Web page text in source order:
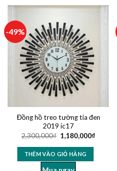
-49%
Đồng hồ treo tường tia đen
2019 ic17
2,300,000₫ 1,180,000₫
THÊM VÀO GIỎ HÀNG